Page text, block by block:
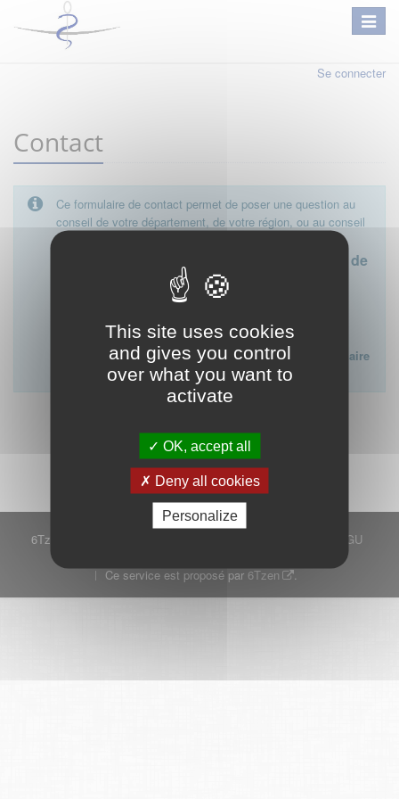
This site uses cookies
and gives you control
over what you want to
activate
OK, accept all
Deny all cookies
Personalize
Se connecter
Contact
Ce formulaire de contact permet de poser une question au
conseil de votre département, de votre région, ou au conseil
national.
Le conseil départemental est l'interlocuteur de
proximité à privilégier.
plainte ou formuler des doléances à l'égard d'un médecin
Lien vers la FAQ du CNOM sur la procédure disciplinaire
FAQ procédure disciplinaire
Démarrer
6Tzen ©2015 - Tous droits réservés
CGU
Ce service est proposé par6Tzen .